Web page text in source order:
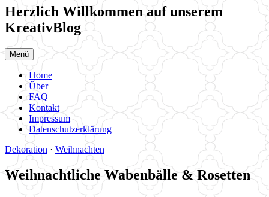
Herzlich Willkommen auf unserem
KreativBlog
Menü
Home
Über
FAQ
Kontakt
Impressum
Datenschutzerklärung
Dekoration · Weihnachten
Weihnachtliche Wabenbälle & Rosetten